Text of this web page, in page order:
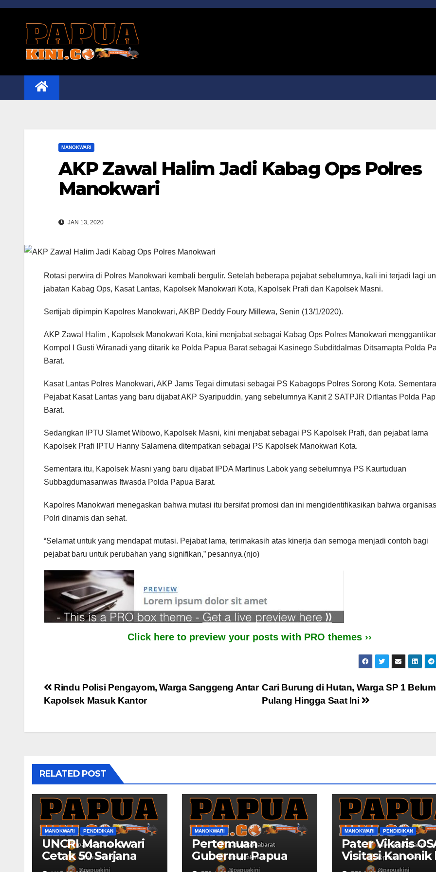
Skip
MANOKWARI
AKP Zawal Halim Jadi Kabag Ops Polres
Manokwari
JAN 13, 2020
Rotasi perwira di Polres Manokwari kembali bergulir. Setelah beberapa pejabat sebelumnya, kali ini terjadi lagi
jabatan Kabag Ops, Kasat Lantas, Kapolsek Manokwari Kota, Kapolsek Prafi dan Kapolsek Masni.
Sertijab dipimpin Kapolres Manokwari, AKBP Deddy Foury Millewa, Senin (13/1/2020).
AKP Zawal Halim , Kapolsek Manokwari Kota, kini menjabat sebagai Kabag Ops Polres Manokwari
Kompol I Gusti Wiranadi yang ditarik ke Polda Papua Barat sebagai Kasinego Subditdalmas Ditsamapta Polda
Barat.
Kasat Lantas Polres Manokwari, AKP Jams Tegai dimutasi sebagai PS Kabagops Polres Sorong Kota. Sementara
Pejabat Kasat Lantas yang baru dijabat AKP Syaripuddin, yang sebelumnya Kanit 2 SATPJR Ditlantas Polda
Barat.
Sedangkan IPTU Slamet Wibowo, Kapolsek Masni, kini menjabat sebagai PS Kapolsek Prafi, dan pejabat lama
Kapolsek Prafi IPTU Hanny Salamena ditempatkan sebagai PS Kapolsek Manokwari Kota.
Sementara itu, Kapolsek Masni yang baru dijabat IPDA Martinus Labok yang sebelumnya PS Kaurtuduan
Subbagdumasanwas Itwasda Polda Papua Barat.
Kapolres Manokwari menegaskan bahwa mutasi itu bersifat promosi dan ini mengidentifikasikan bahwa
Polri dinamis dan sehat.
“Selamat untuk yang mendapat mutasi. Pejabat lama, terimakasih atas kinerja dan semoga menjadi contoh bagi
pejabat baru untuk perubahan yang signifikan,” pesannya.(njo)
Click here to preview your posts with PRO themes ››
Post
navigation
Cari Burung di Hutan, Warga SP 1 Belum
Pulang Hingga Saat Ini
Rindu Polisi Pengayom, Warga Sanggeng Antar
Kapolsek Masuk Kantor
RELATED POST
MANOKWARI PENDIDIKAN
UNCRI Manokwari
Cetak 50 Sarjana
Hukum Baru
MANOKWARI
Pertemuan
Gubernur Papua
Barat Dengan Duta
MANOKWARI PENDIDIKAN
Pater Vikaris
Visitasi Kanonik
SMAS Katolik